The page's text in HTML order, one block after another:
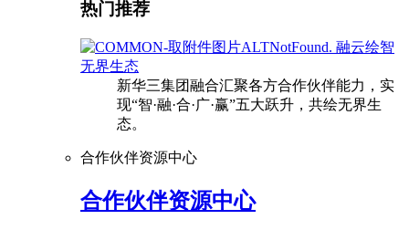
热门推荐
融云绘智
无界生态
新华三集团融合汇聚各方合作伙伴能力，实
现“智·融·合·广·赢”五大跃升，共绘无界生
态。
合作伙伴资源中心
合作伙伴资源中心